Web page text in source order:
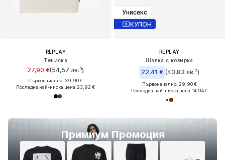
REPLAY
Тениска
27,90 €(54,57 лв.³)
Първоначално: 39,90 €
Последна най-ниска цена:23,92 €
Унисекс
КУПОН
REPLAY
Шапка с козирка
22,41 € (43,83 лв.³)
Първоначално: 29,90 €
Последна най-ниска цена:14,94 €
Примиум Промоция